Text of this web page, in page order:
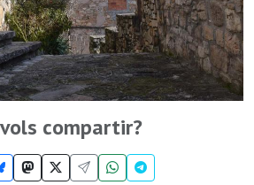
compartir?